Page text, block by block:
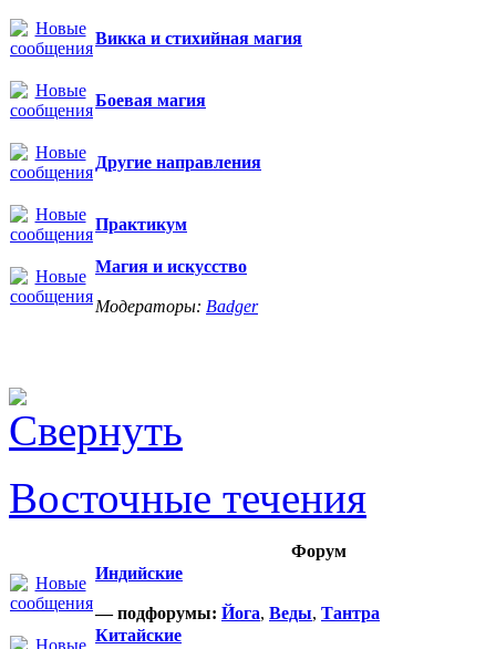
Викка и стихийная магия
Боевая магия
Другие направления
Практикум
Магия и искусство
Модераторы: Badger
Восточные течения
Форум
Индийские
— подфорумы: Йога, Веды, Тантра
Китайские